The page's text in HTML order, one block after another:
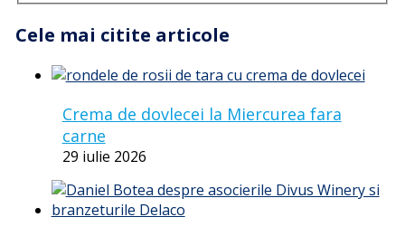
Cele mai citite articole
Crema de dovlecei la Miercurea fara
carne
29 iulie 2026